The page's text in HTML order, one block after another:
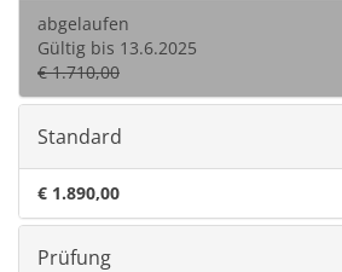
abgelaufen
Gültig bis 13.6.2025
€ 1.710,00
Standard
€ 1.890,00
Prüfung